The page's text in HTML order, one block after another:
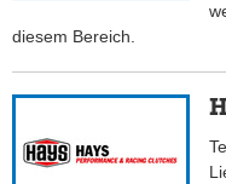
diesem Bereich.